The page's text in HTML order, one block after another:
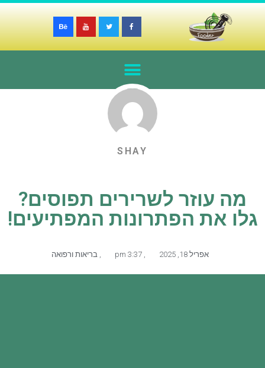
SHAY
מה עוזר לשרירים תפוסים?
גלו את הפתרונות המפתיעים!
אפריל 18, 2025 ,
, בריאות ורפואה